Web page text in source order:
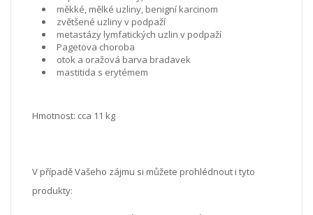
měkké, mělké uzliny, benigní karcinom
zvětšené uzliny v podpaží
metastázy lymfatických uzlin v podpaží
Pagetova choroba
otok a oražová barva bradavek
mastitida s erytémem
Hmotnost: cca 11 kg
V případě Vašeho zájmu si můžete prohlédnout i tyto
produkty: